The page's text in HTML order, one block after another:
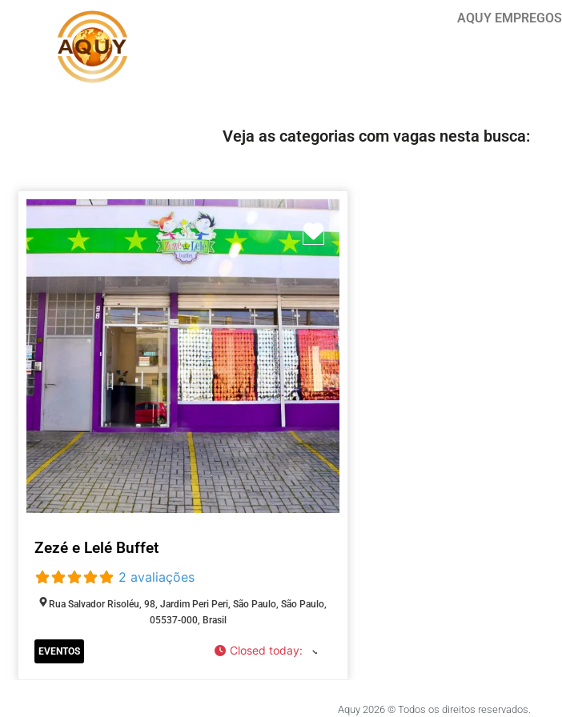
AQUY EMPREGOS
Veja as categorias com vagas nesta busca:
Marcar como Favorito
Zezé e Lelé Buffet
2 avaliações
Rua Salvador Risoléu, 98, Jardim Peri Peri, São Paulo, São Paulo,
05537-000, Brasil
EVENTOS Closed today:
Aquy 2026 © Todos os direitos reservados.